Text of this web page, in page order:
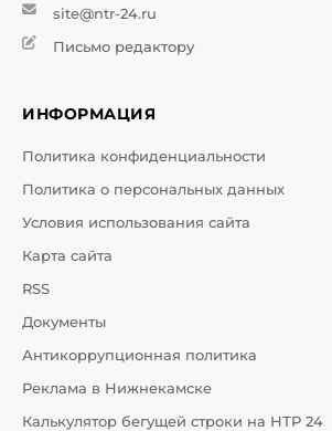
site@ntr-24.ru
Письмо редактору
ИНФОРМАЦИЯ
Политика конфиденциальности
Политика о персональных данных
Условия использования сайта
Карта сайта
RSS
Документы
Антикоррупционная политика
Реклама в Нижнекамске
Калькулятор бегущей строки на НТР 24